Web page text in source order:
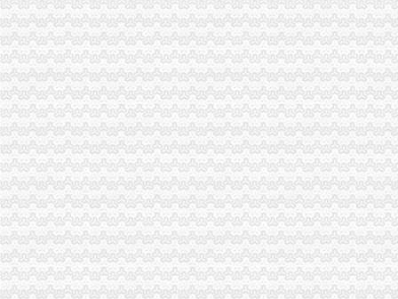
黄石灯泡厂劳动服务公司两路口餐馆_【信用信息_诉讼信息_财务信息_
郫县启明电力有限责任公司两路口供电所_【信用信息_诉讼信息_财务
【重庆两路口公司业务招聘网_公司业务招聘信息】-重庆智联招聘
中国平安人寿保险股份有限公司重庆市渝中支公司两路口营业部2017
明天起文化两路口封闭施工请市民选择绕行-市场-常州乐居网
重庆意力咔咖啡有限公司渝中区两路口店联系方式_信用报告_工商信息
石家庄两路口将抓拍行人过马路闯红灯-出行提示-河北公安交管网
大坪公司注销
代理记帐一般纳税人申请资质审批验资-重庆渝中大坪公司注册-分类
【重庆大坪税务登记|税务登记证办理|代理税务登记】-重庆赶集网
工商注册、代记账、变更股权、增资-重庆渝中大坪公司注册-分类168
重庆一周要闻：北部新区撤销大坪百盛3月关店_第2页_新闻中心_赢商
【重庆渝中区公司注册营业执照0元代办】-渝中大坪易登网
广东省普宁市供销社集团大坪公司建材门市_【信用信息_诉讼信息_财
价格,厂家,图片,公司注册、年检、变更,广州大坪企业管理有限
没有教育资格证还在非法支教_重庆市公开信箱